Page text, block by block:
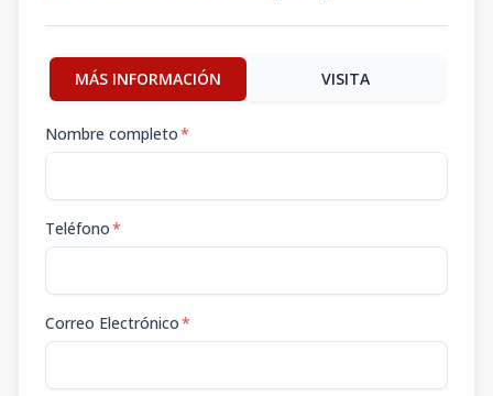
MÁS INFORMACIÓN VISITA
Nombre completo*
Teléfono*
Correo Electrónico*